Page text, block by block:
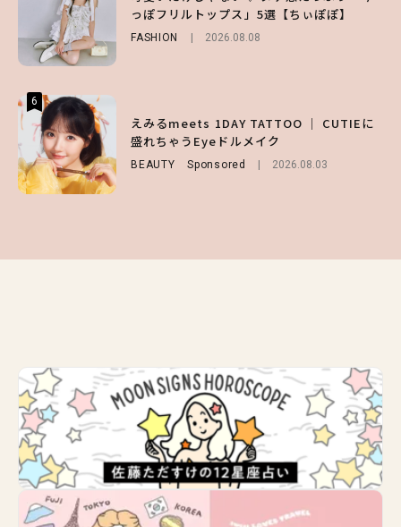
っぽフリルトップス」5選【ちぃぽぽ】
FASHION 2026.08.08
6
えみるmeets 1DAY TATTOO ｜ CUTIEに
盛れちゃうEyeドルメイク
BEAUTY Sponsored 2026.08.03
問一答をお届け！【sweet web独占】
ENTERTAINMENT 2026.08.03
6
【庄司浩平】初デートの勝負服は？夏の思い
出や最近のハマりものを深掘り
ENTERTAINMENT 2026.08.08
月直伝♡ ドライシャンプー「バティスト」
を使ったプロ級スタイリング3選
Sponsored
6
【GU】夏の“主役級”アイテム決定！ヘルシ
ー＆可愛すぎる「大人の肌見せ」トップス3
選
2026.07.19